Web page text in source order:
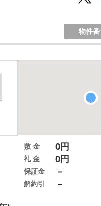
物件
敷 金 0円
礼 金 0円
保証金 －
解約引 －